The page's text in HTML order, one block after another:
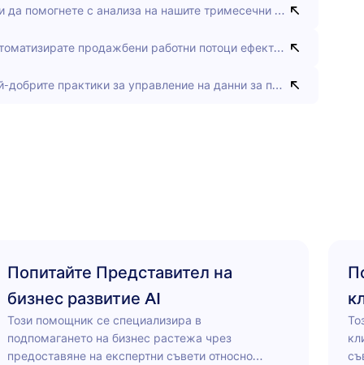
да помогнете с анализа на нашите тримесечни данни за
продажбени работни потоци ефективно?
добрите практики за управление на данни за продажби?
Попитайте Представител на
бизнес развитие AI
Този помощник се специализира в
подпомагането на бизнес растежа чрез
предоставяне на експертни съвети относно